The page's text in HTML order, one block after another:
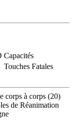
Capacités
Touches Fatales
corps à corps (20)
de Réanimation